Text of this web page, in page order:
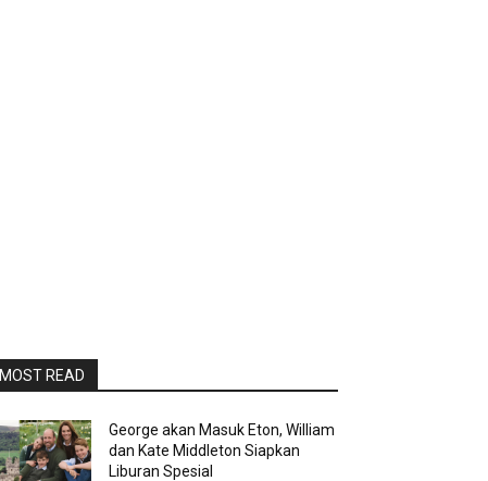
MOST READ
George akan Masuk Eton, William
dan Kate Middleton Siapkan
Liburan Spesial